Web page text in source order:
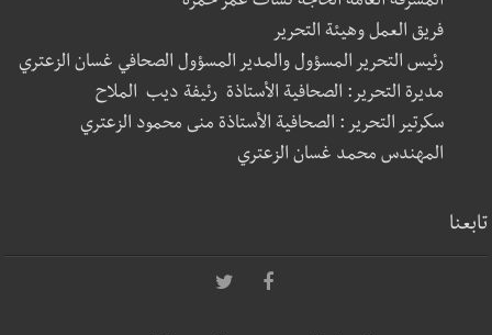
فريق العمل وهيئة التحرير
رئيس التحرير المسؤول والمدير المسؤول الصحافي غسان الزعتري
مديرة التحرير: الصحافية الأستاذة رئيفة ديب الملاح
سكرتير التحرير : الصحافية الأستاذة منى محمود الزعتري
المهندس محمد غسان الزعتري
تابعنا